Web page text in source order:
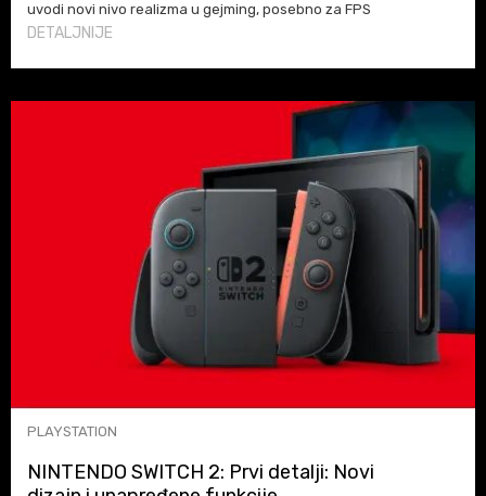
uvodi novi nivo realizma u gejming, posebno za FPS
naslove i VR iskustva.
DETALJNIJE
PLAYSTATION
NINTENDO SWITCH 2: Prvi detalji: Novi